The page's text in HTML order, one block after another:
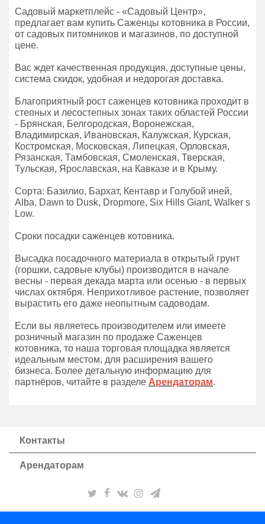
Садовый маркетплейс - «Садовый Центр»,
предлагает вам купить Саженцы котовника в России,
от садовых питомников и магазинов, по доступной
цене.
Вас ждет качественная продукция, доступные цены,
система скидок, удобная и недорогая доставка.
Благоприятный рост саженцев котовника проходит в
степных и лесостепных зонах таких областей России
- Брянская, Белгородская, Воронежская,
Владимирская, Ивановская, Калужская, Курская,
Костромская, Московская, Липецкая, Орловская,
Рязанская, Тамбовская, Смоленская, Тверская,
Тульская, Ярославская, на Кавказе и в Крыму.
Сорта: Базилио, Бархат, Кентавр и Голубой иней,
Alba, Dawn to Dusk, Dropmore, Six Hills Giant, Walker s
Low.
Сроки посадки саженцев котовника.
Высадка посадочного материала в открытый грунт
(горшки, садовые клубы) производится в начале
весны - первая декада марта или осенью - в первых
числах октября. Неприхотливое растение, позволяет
вырастить его даже неопытным садоводам.
Если вы являетесь производителем или имеете
розничный магазин по продаже Саженцев
котовника, то наша торговая площадка является
идеальным местом, для расширения вашего
бизнеса. Более детальную информацию для
партнёров, читайте в разделе Арендаторам.
Контакты
Арендаторам